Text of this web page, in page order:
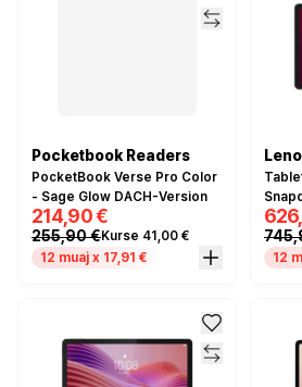
Pocketbook Readers
PocketBook Verse Pro Color
- Sage Glow DACH-Version
214,90 €
255,90 €Kurse 41,00 €
12 muaj x 17,91 €
/
12